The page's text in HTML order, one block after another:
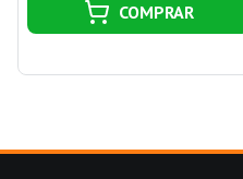
COMPRAR